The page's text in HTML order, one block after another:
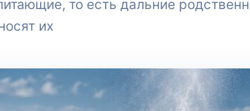
то есть дальние
их